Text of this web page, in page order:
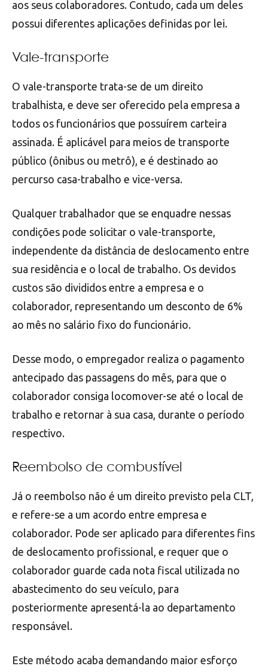
aos seus colaboradores. Contudo, cada um deles
possui diferentes aplicações definidas por lei.
Vale-transporte
O vale-transporte trata-se de um direito
trabalhista, e deve ser oferecido pela empresa a
todos os funcionários que possuírem carteira
assinada. É aplicável para meios de transporte
público (ônibus ou metrô), e é destinado ao
percurso casa-trabalho e vice-versa.
Qualquer trabalhador que se enquadre nessas
condições pode solicitar o vale-transporte,
independente da distância de deslocamento entre
sua residência e o local de trabalho. Os devidos
custos são divididos entre a empresa e o
colaborador, representando um desconto de 6%
ao mês no salário fixo do funcionário.
Desse modo, o empregador realiza o pagamento
antecipado das passagens do mês, para que o
colaborador consiga locomover-se até o local de
trabalho e retornar à sua casa, durante o período
respectivo.
Reembolso de combustível
Já o reembolso não é um direito previsto pela CLT,
e refere-se a um acordo entre empresa e
colaborador. Pode ser aplicado para diferentes fins
de deslocamento profissional, e requer que o
colaborador guarde cada nota fiscal utilizada no
abastecimento do seu veículo, para
posteriormente apresentá-la ao departamento
responsável.
Este método acaba demandando maior esforço